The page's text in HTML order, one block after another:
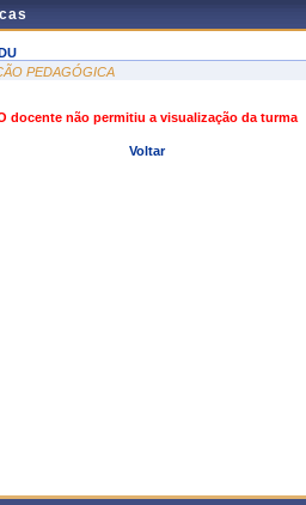
PEDAGÓGICA
docente não permitiu a visualização da turma
Voltar